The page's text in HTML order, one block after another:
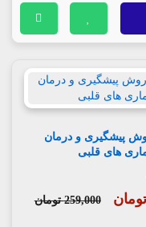
7 روش پیشگیری و درمان
های قلبی
259,000 تومان